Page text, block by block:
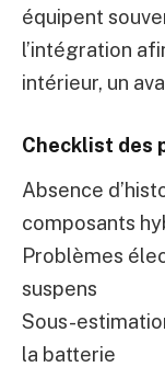
équipent
l’intégration
intérieur, un
Checklist des
Absence
composants
Problèmes
suspens
Sous-
la batterie